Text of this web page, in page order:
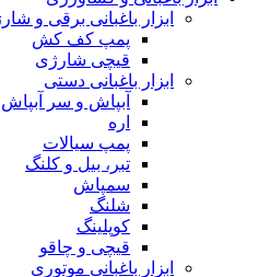
ابزار باغبانی برقی و
پمپ کف کش
قیچی شارژی
ابزار باغبانی دستی
آبپاش و سر آبپاش
اره
پمپ سیالات
تبر، بیل و کلنگ
سمپاش
شلنگ
کوپلینگ
قیچی و چاقو
ابزار باغبانی موتوری